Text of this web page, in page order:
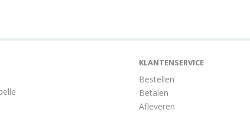
KLANTENSERVICE
Bestellen
Betalen
Afleveren